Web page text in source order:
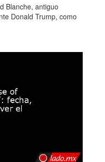
Blanche, antiguo
Donald Trump, como